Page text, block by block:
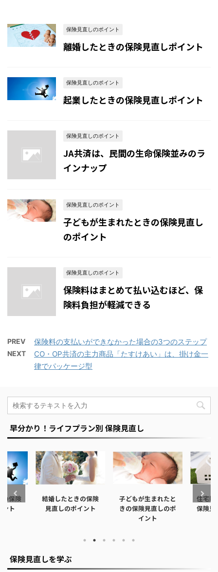
保険見直しのポイント
離婚したときの保険見直しポイント
保険見直しのポイント
起業したときの保険見直しポイント
保険見直しのポイント
JA共済は、民間の生命保険並みのラ
インナップ
保険見直しのポイント
子どもが生まれたときの保険見直し
のポイント
保険見直しのポイント
保険料はまとめて払い込むほど、保
険料負担が軽減できる
PREV 保険料の支払いができなかった場合の3つのステップ
NEXT
CO・OP共済の主力商品「たすけあい」は、掛け金一
律でパッケージ型
早分かり！ライフプラン別 保険見直し
の保険
イント
子どもが生まれたと
きの保険見直しのポ
住宅購入したときの
保険見直しのポイン
ト
子ど
きの
保険見直しを学ぶ